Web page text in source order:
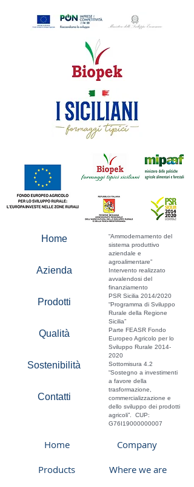
Home
Azienda
Prodotti
Qualità
Sostenibilità
Contatti
“Ammodernamento del
sistema produttivo
aziendale e
agroalimentare”
Intervento realizzato
avvalendosi del
finanziamento
PSR Sicilia 2014/2020
“Programma di Sviluppo
Rurale della Regione
Sicilia”
Parte FEASR Fondo
Europeo Agricolo per lo
Sviluppo Rurale 2014-
2020
Sottomisura 4.2
“Sostegno a investimenti
a favore della
trasformazione,
commercializzazione e
dello sviluppo dei prodotti
agricoli”. CUP:
G76I19000000007
Home
Products
Company
Where we are